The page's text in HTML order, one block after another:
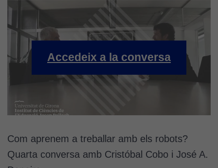
Accedeix a la conversa
Com aprenem a treballar amb els robots?
Quarta conversa amb Cristóbal Cobo i José A.
la vostra visita.
Si rebutgeu
aquestes
cookies,
funcionalitats
desapareixeran
Per a oferir
continguts